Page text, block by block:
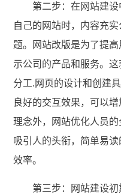
第二步：在网站建设
自己的网站时，内容充
题。网站改版是为了提
示公司的产品和服务。
分工.网页的设计和创建
良好的交互效果，可以
理念外，网站优化人员
吸引人的头衔，简单易
效率。
第三步：网站建设初